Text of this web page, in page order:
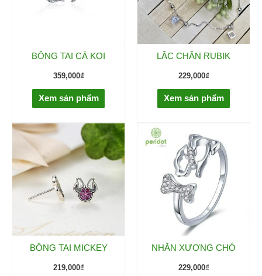
BÔNG TAI CÁ KOI
359,000₫
Xem sản phẩm
LẮC CHÂN RUBIK
229,000₫
Xem sản phẩm
BÔNG TAI MICKEY
219,000₫
NHẪN XƯƠNG CHÓ
229,000₫